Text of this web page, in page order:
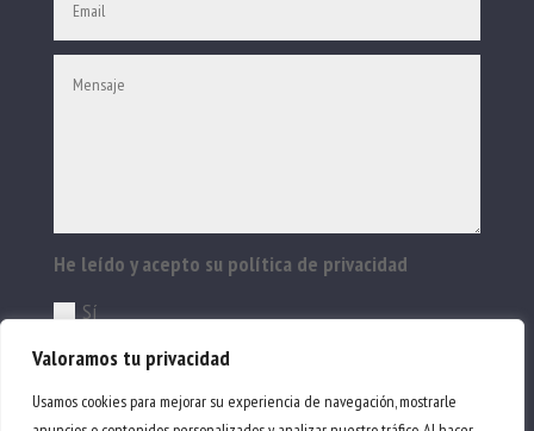
Valoramos tu privacidad
Usamos cookies para mejorar su experiencia de navegación, mostrarle
He leído y acepto su política de privacidad
Sí